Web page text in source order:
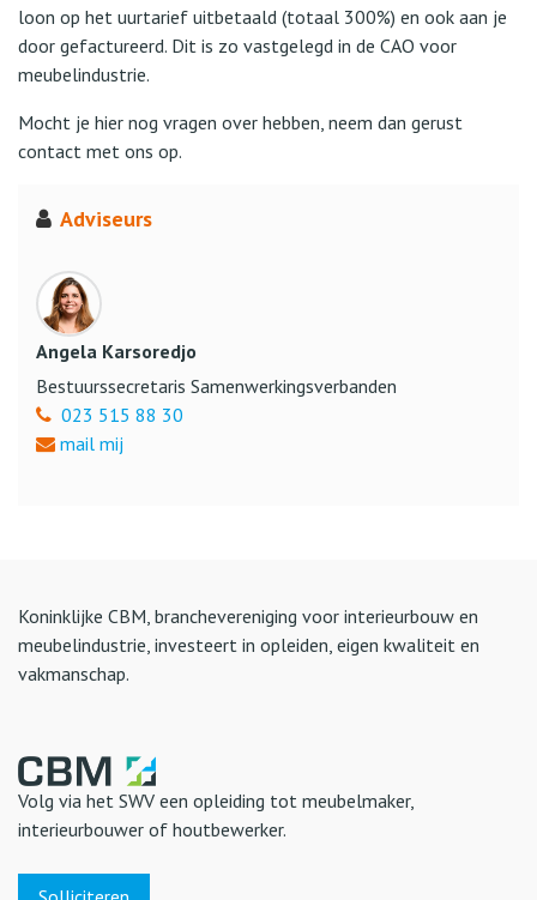
loon op het uurtarief uitbetaald (totaal 300%) en ook aan je
door gefactureerd. Dit is zo vastgelegd in de CAO voor
meubelindustrie.
Mocht je hier nog vragen over hebben, neem dan gerust
contact met ons op.
Adviseurs
Angela Karsoredjo
Bestuurssecretaris Samenwerkingsverbanden
023 515 88 30
mail mij
Koninklijke CBM, branchevereniging voor interieurbouw en
meubelindustrie, investeert in opleiden, eigen kwaliteit en
vakmanschap.
Volg via het SWV een opleiding tot meubelmaker,
interieurbouwer of houtbewerker.